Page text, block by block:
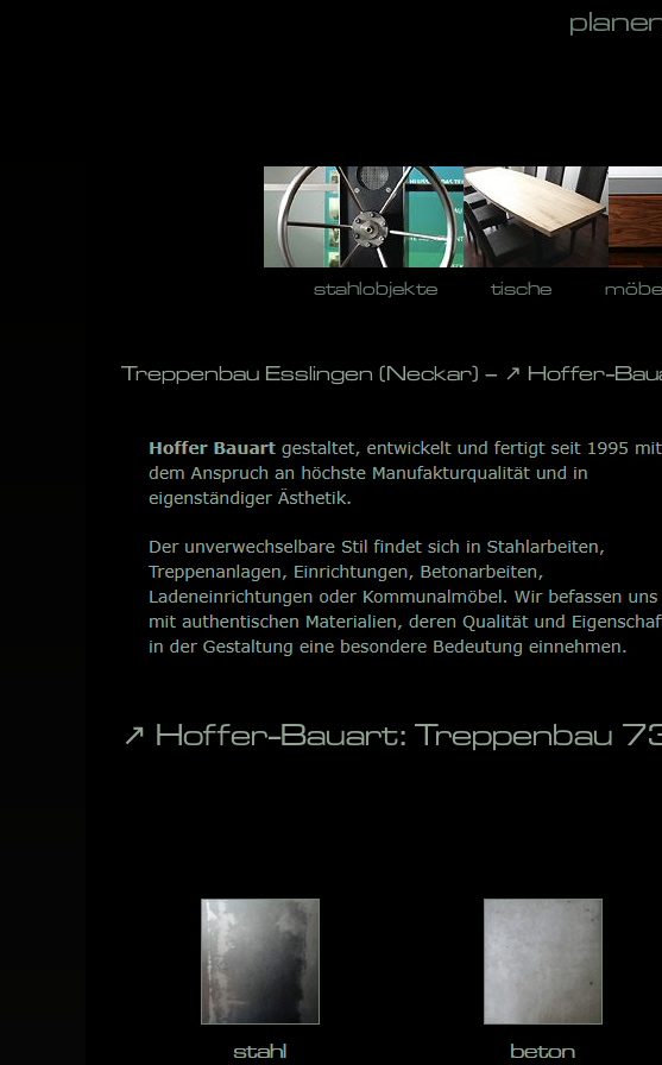
stahlobjekte tische möbel
Treppenbau Esslingen (Neckar) – ↗️ Hoffer-
↗️ Hoffer-Bauart: Treppenbau